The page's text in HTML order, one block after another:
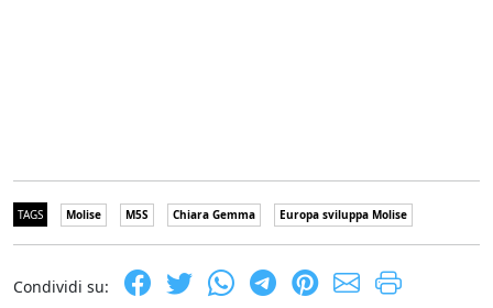
TAGS Molise M5S Chiara Gemma Europa sviluppa Molise
Condividi su: